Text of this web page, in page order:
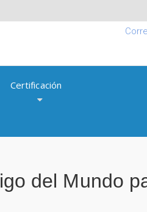
Certificación
del Mundo